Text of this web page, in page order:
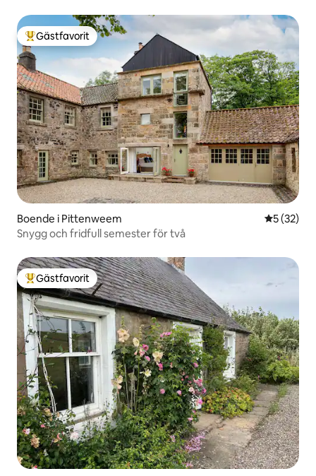
Populär gästfavorit
Gästfavorit
Boende i Pittenweem 5 av 5 i
5 (32)
Snygg och fridfull semester för två
Populär gästfavorit
Gästfavorit